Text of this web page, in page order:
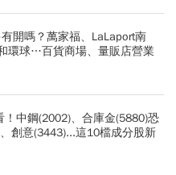
開嗎？萬家福、LaLaport南
環球…百貨商場、量販店營業
中鋼(2002)、合庫金(5880)恐
創意(3443)...這10檔成分股新